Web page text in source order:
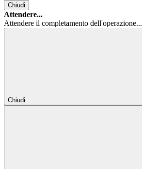
Chiudi
Attendere...
Attendere il completamento dell'operazione...
Chiudi